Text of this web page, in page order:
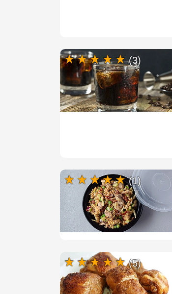
(3)
(1)
(5)